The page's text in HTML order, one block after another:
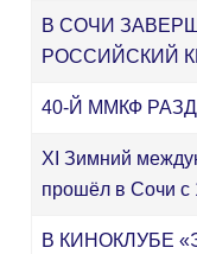
В СОЧИ
РОССИЙСКИЙ
40-Й ММКФ
XI Зимний
прошёл в Сочи с
В КИНОКЛУБЕ